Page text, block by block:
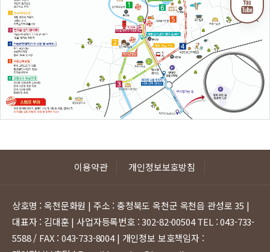
이용약관 개인정보보호방침
상호명 : 옥천문화원 | 주소 : 충청북도 옥천군 옥천읍 관성로 35 |
대표자 : 김대훈 | 사업자등록번호 : 302-82-00504TEL : 043-733-
5588 / FAX : 043-733-8004 | 개인정보 보호책임자 :